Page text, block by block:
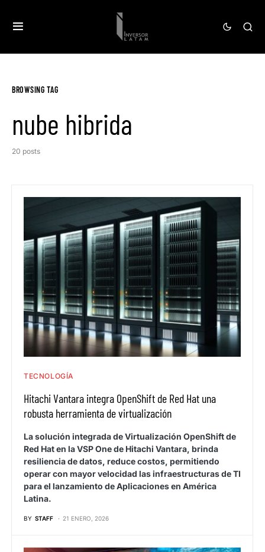
BROWSING TAG
nube hibrida
20 posts
TECNOLOGÍA
Hitachi Vantara integra OpenShift de Red Hat una
robusta herramienta de virtualización
La solución integrada de Virtualización OpenShift de
Red Hat en la VSP One de Hitachi Vantara, brinda
resiliencia de datos, reduce costos, permitiendo
operar con mayor velocidad las infraestructuras de TI
para el lanzamiento de Aplicaciones en América
Latina.
BY STAFF 21 ENERO, 2026